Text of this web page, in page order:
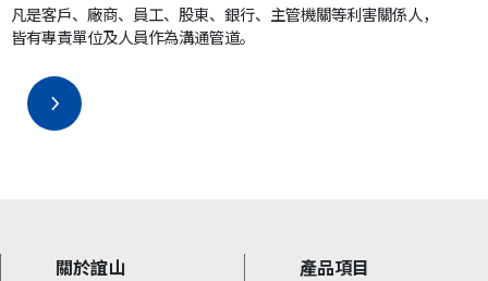
凡是客戶、廠商、員工、股東、銀行、主管機關等利害關係人，
皆有專責單位及人員作為溝通管道。
關於誼山 產品項目